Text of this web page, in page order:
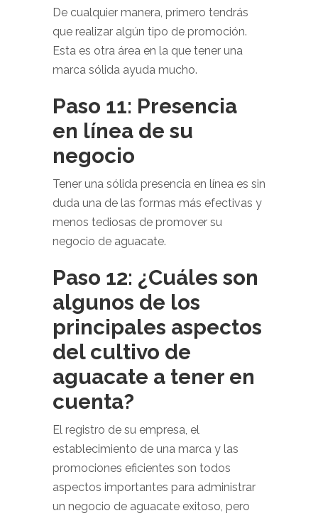
De cualquier manera, primero tendrás
que realizar algún tipo de promoción.
Esta es otra área en la que tener una
marca sólida ayuda mucho.
Paso 11: Presencia
en línea de su
negocio
Tener una sólida presencia en línea es sin
duda una de las formas más efectivas y
menos tediosas de promover su
negocio de aguacate.
Paso 12: ¿Cuáles son
algunos de los
principales aspectos
del cultivo de
aguacate a tener en
cuenta?
El registro de su empresa, el
establecimiento de una marca y las
promociones eficientes son todos
aspectos importantes para administrar
un negocio de aguacate exitoso, pero